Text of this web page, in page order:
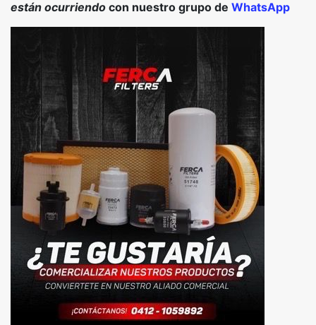
están ocurriendo con nuestro grupo de WhatsApp